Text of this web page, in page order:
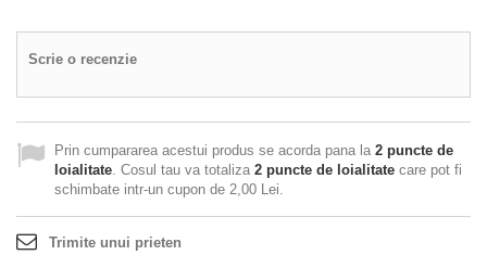
Scrie o recenzie
Prin cumpararea acestui produs se acorda pana la 2 puncte de
loialitate. Cosul tau va totaliza 2 puncte de loialitate care pot fi
schimbate intr-un cupon de 2,00 Lei.
Trimite unui prieten